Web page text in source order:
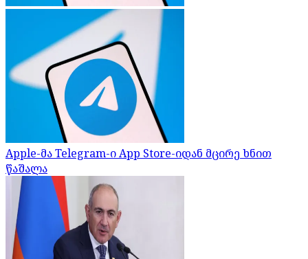
Apple-მა Telegram-ი App Store-იდან მცირე ხნით
წაშალა